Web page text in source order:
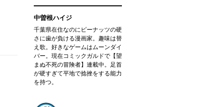
中曽根ハイジ
千葉県在住なのにピーナッツの硬
さに歯が負ける漫画家。趣味は替
え歌。好きなゲームはムーンダイ
バー。現在コミックガルドで【望
まぬ不死の冒険者】連載中。足首
が硬すぎて平地で捻挫をする能力
を持つ。